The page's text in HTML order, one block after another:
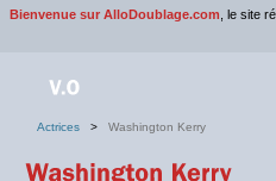
Bienvenue sur AlloDoublage.com , le site
Actrices > Washington Kerry